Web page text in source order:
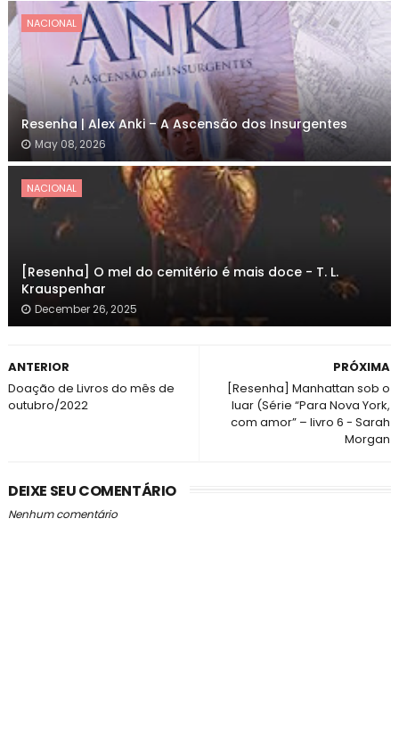
NACIONAL
Resenha | Alex Anki – A Ascensão dos Insurgentes
May 08, 2026
NACIONAL
[Resenha] O mel do cemitério é mais doce - T. L.
Krauspenhar
December 26, 2025
PRÓXIMA
[Resenha] Manhattan sob o
luar (Série “Para Nova York,
com amor” – livro 6 - Sarah
Morgan
ANTERIOR
Doação de Livros do mês de
outubro/2022
DEIXE SEU COMENTÁRIO
Nenhum comentário